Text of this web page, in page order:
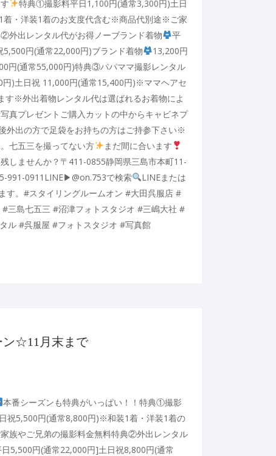
特典①撮影料平日1,100円(通常3,300円)土日
・洋装1着のお支度代含む※商品代別途※ご家
外出レンタル代がお得ノーブランド着物
平
円(通常22,000円)ブランド着物
13,200円
円(通常55,000円)特典③パパママ撮影レンタル
)土日祝 11,000円(通常15,400円)※ママヘアセ
す※外出着物レンタル代は選ばれるお着物によ
真プレゼントご購入カットの中からキャビネプ
外出の方で足袋をお持ちの方はご持参下さい※
七五三を撮ってない方
まだ間に合います
しませんか？〒411-0855静岡県三島市本町11-
991-0911LINE▶︎@on.753で検索
LINEまたは
す。#スタイリングルームオン #大田呉服店 #
三島七五三 #沼津フォトスタジオ #三嶋大社 #
ル #呉服屋 #フォトスタジオ #写真館
ン☆11月末まで
本番シーズンも特典がいっぱい！！特典①撮影
祝5,500円(通常8,800円)※和装1着・洋装1着の
族やご兄弟の撮影料金無料特典②外出レンタル
5,500円(通常22,000円]土日祝8,800円(通常